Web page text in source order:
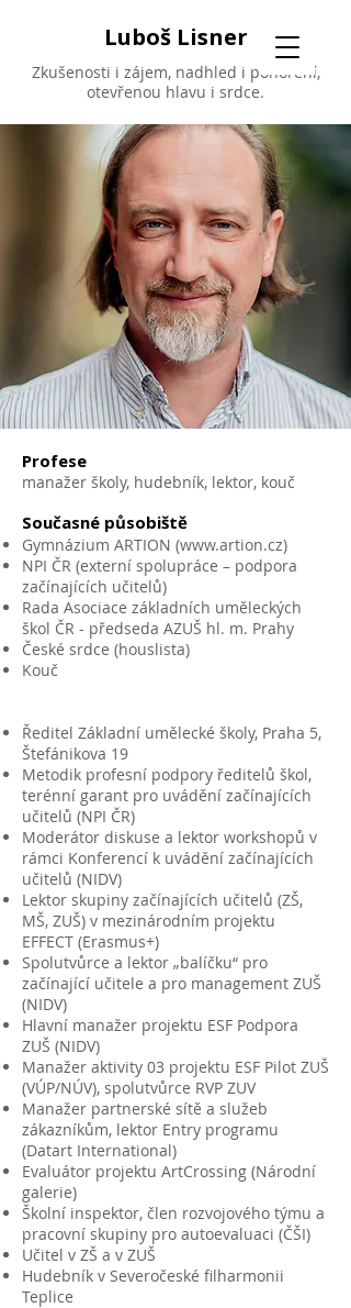
Luboš Lisner
Zkušenosti i zájem, nadhled i ponoření,
otevřenou hlavu i srdce.
Profese
manažer školy, hudebník, lektor, kouč
Současné působiště
Gymnázium ARTION (www.artion.cz)
NPI ČR (externí spolupráce – podpora
začínajících učitelů)
Rada Asociace základních uměleckých
škol ČR - předseda AZUŠ hl. m. Prahy
České srdce (houslista)
Kouč
Ředitel Základní umělecké školy, Praha 5,
Štefánikova 19
Metodik profesní podpory ředitelů škol,
terénní garant pro uvádění začínajících
učitelů (NPI ČR)
Moderátor diskuse a lektor workshopů v
rámci Konferencí k uvádění začínajících
učitelů (NIDV)
Lektor skupiny začínajících učitelů (ZŠ,
MŠ, ZUŠ) v mezinárodním projektu
EFFECT (Erasmus+)
Spolutvůrce a lektor „balíčku“ pro
začínající učitele a pro management ZUŠ
(NIDV)
Hlavní manažer projektu ESF Podpora
ZUŠ (NIDV)
Manažer aktivity 03 projektu ESF Pilot ZUŠ
(VÚP/NÚV), spolutvůrce RVP ZUV
Manažer partnerské sítě a služeb
zákazníkům, lektor Entry programu
(Datart International)
Evaluátor projektu ArtCrossing (Národní
galerie)
Školní inspektor, člen rozvojového týmu a
pracovní skupiny pro autoevaluaci (ČŠI)
Učitel v ZŠ a v ZUŠ
Hudebník v Severočeské filharmonii
Teplice